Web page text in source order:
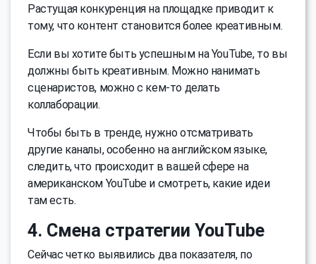
Растущая конкуренция на площадке приводит к
тому, что контент становится более креативным.
Если вы хотите быть успешным на YouTube, то вы
должны быть креативным. Можно нанимать
сценаристов, можно с кем-то делать
коллаборации.
Чтобы быть в тренде, нужно отсматривать
другие каналы, особенно на английском языке,
следить, что происходит в вашей сфере на
американском YouTube и смотреть, какие идеи
там есть.
4. Смена стратегии YouTube
Сейчас четко выявились два показателя, по